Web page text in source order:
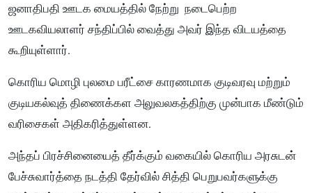
ஜனாதிபதி ஊடக மையத்தில் நேற்று நடைபெற்ற
ஊடகவியலாளர் சந்திப்பில் வைத்து அவர் இந்த விடயத்தை
கூறியுள்ளார்.
கொரிய மொழி புலமை பரீட்சை காரணமாக குடிவரவு மற்றும்
குடியகல்வுத் திணைக்கள அலுவலகத்திற்கு முன்பாக மீண்டும்
வரிசைகள் அதிகரித்துள்ளன.
அந்தப் பிரச்சினையைத் தீர்க்கும் வகையில் கொரிய அரசுடன்
பேச்சுவார்த்தை நடத்தி தேர்வில் சித்தி பெறுபவர்களுக்கு